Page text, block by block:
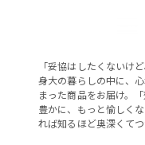
「妥協はしたくないけ
身大の暮らしの中に、
まった商品をお届け。
豊かに、もっと愉しく
れば知るほど奥深くて